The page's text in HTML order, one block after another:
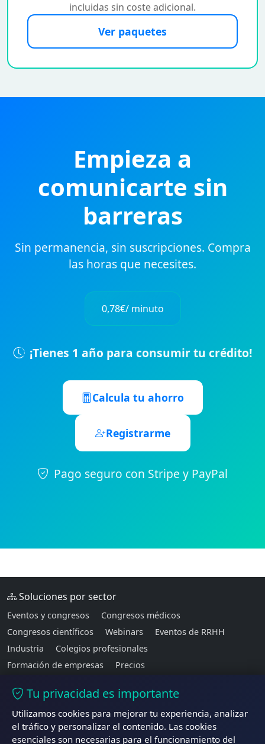
incluidas sin coste adicional.
Ver paquetes
Empieza a
comunicarte sin
barreras
Sin permanencia, sin suscripciones. Compra
las horas que necesites.
0,78€/ minuto
¡Tienes 1 año para consumir tu crédito!
Calcula tu ahorro
Registrarme
Pago seguro con Stripe y PayPal
Soluciones por sector
Eventos y congresos
Congresos médicos
Congresos científicos
Webinars
Eventos de RRHH
Industria
Colegios profesionales
Formación de empresas
Precios
TraductorEnVivo
Traducción de voz en tiempo real para una
comunicación sin barreras.
Tu privacidad es importante
Utilizamos cookies para mejorar tu experiencia, analizar
el tráfico y personalizar el contenido. Las cookies
esenciales son necesarias para el funcionamiento del